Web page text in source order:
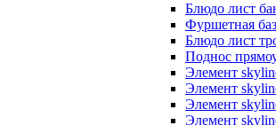
Блюдо лист
Фуршетная
Блюдо лист
Поднос
Элемент
Элемент
Элемент
Элемент